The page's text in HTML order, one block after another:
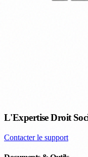
L'Expertise Droit
Contacter le support